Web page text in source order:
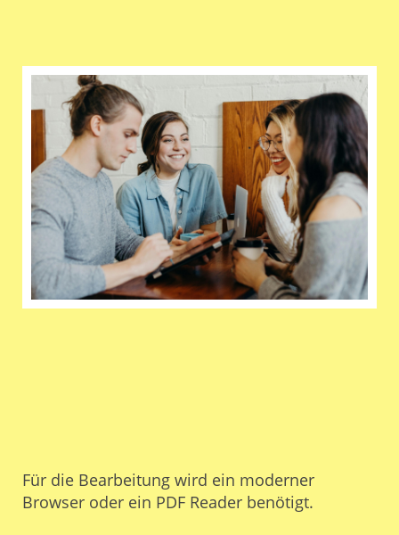
Für die Bearbeitung wird ein moderner
Browser oder ein PDF Reader benötigt.